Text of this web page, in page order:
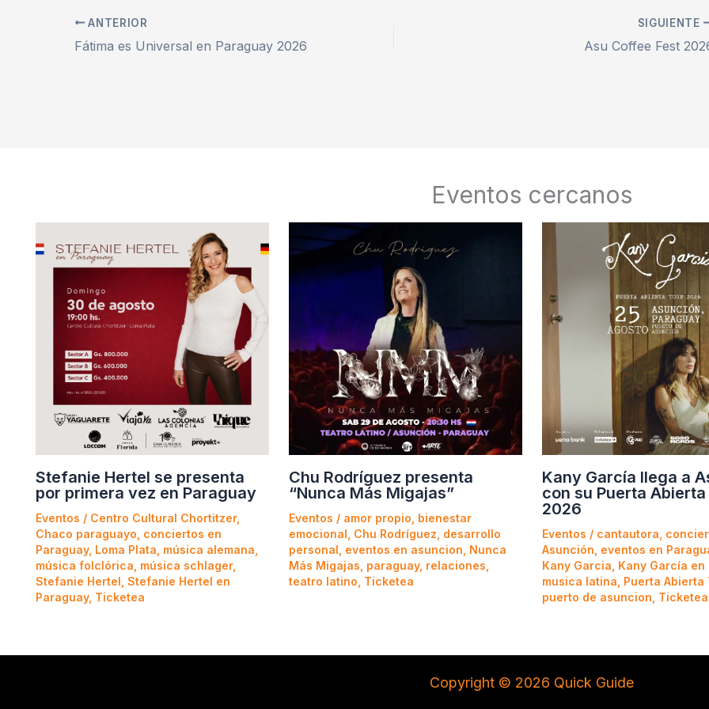
ANTERIOR
Fátima es Universal en Paraguay 2026
SIGUIENTE
Asu Coffee Fest
Eventos cercanos
Stefanie Hertel se presenta
por primera vez en Paraguay
Eventos / Centro Cultural Chortitzer,
Chaco paraguayo conciertos en
Paraguay, Loma Plata música alemana
música folclórica música schlager,
Stefanie Hertel Stefanie Hertel en
Paraguay, Ticketea
Chu Rodríguez presenta
“Nunca Más Migajas”
Eventos / amor propio bienestar
emocional Chu Rodríguez desarrollo
personal eventos en asuncion Nunca
Más Migajas paraguay, relaciones
teatro latino Ticketea
Kany García llega a
con su Puerta Abierta
2026
Eventos / cantautora
Asunción eventos en
Kany Garcia Kany García en
musica latina Puerta Abierta
puerto de asuncion Ticketea
Copyright © 2026 Quick Guide